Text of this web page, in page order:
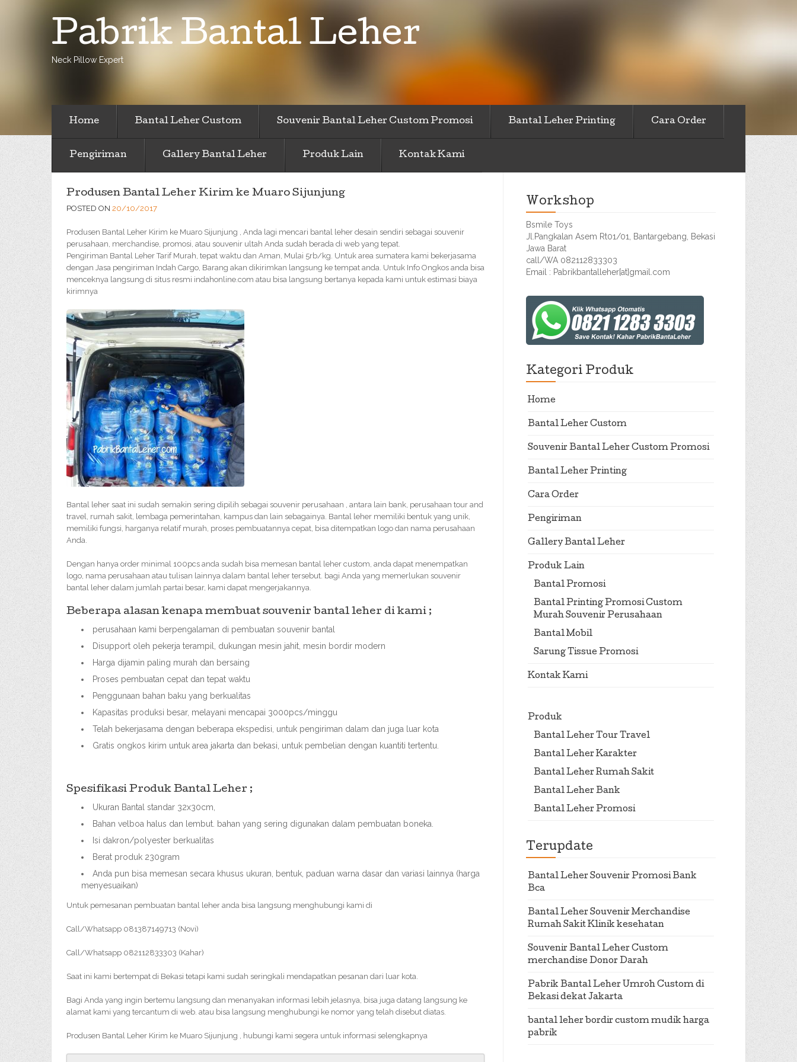
Pabrik Bantal Leher
Neck Pillow Expert
Home Bantal Leher Custom Souvenir Bantal Leher Custom Promosi Bantal Leher Printing Cara Order
Pengiriman Gallery Bantal Leher Produk Lain Kontak Kami
Produsen Bantal Leher Kirim ke Muaro Sijunjung
POSTED ON 20/10/2017
Produsen Bantal Leher Kirim ke Muaro Sijunjung , Anda lagi mencari bantal leher desain sendiri sebagai souvenir
perusahaan, merchandise, promosi, atau souvenir ultah Anda sudah berada di web yang tepat.
Pengiriman Bantal Leher Tarif Murah, tepat waktu dan Aman, Mulai 5rb/kg. Untuk area sumatera kami bekerjasama
dengan Jasa pengiriman Indah Cargo, Barang akan dikirimkan langsung ke tempat anda. Untuk Info Ongkos anda bisa
menceknya langsung di situs resmi indahonline.com atau bisa langsung bertanya kepada kami untuk estimasi biaya
kirimnya
Bantal leher saat ini sudah semakin sering dipilih sebagai souvenir perusahaan , antara lain bank, perusahaan tour and
travel, rumah sakit, lembaga pemerintahan, kampus dan lain sebagainya. Bantal leher memiliki bentuk yang unik,
memiliki fungsi, harganya relatif murah, proses pembuatannya cepat, bisa ditempatkan logo dan nama perusahaan
Anda.
Dengan hanya order minimal 100pcs anda sudah bisa memesan bantal leher custom, anda dapat menempatkan
logo, nama perusahaan atau tulisan lainnya dalam bantal leher tersebut. bagi Anda yang memerlukan souvenir
bantal leher dalam jumlah partai besar, kami dapat mengerjakannya.
Beberapa alasan kenapa membuat souvenir bantal leher di kami ;
perusahaan kami berpengalaman di pembuatan souvenir bantal
Disupport oleh pekerja terampil, dukungan mesin jahit, mesin bordir modern
Harga dijamin paling murah dan bersaing
Proses pembuatan cepat dan tepat waktu
Penggunaan bahan baku yang berkualitas
Kapasitas produksi besar, melayani mencapai 3000pcs/minggu
Telah bekerjasama dengan beberapa ekspedisi, untuk pengiriman dalam dan juga luar kota
Gratis ongkos kirim untuk area jakarta dan bekasi, untuk pembelian dengan kuantiti tertentu.
Spesifikasi Produk Bantal Leher ;
Ukuran Bantal standar 32x30cm,
Bahan velboa halus dan lembut. bahan yang sering digunakan dalam pembuatan boneka.
Isi dakron/polyester berkualitas
Berat produk 230gram
Anda pun bisa memesan secara khusus ukuran, bentuk, paduan warna dasar dan variasi lainnya (harga
menyesuaikan)
Untuk pemesanan pembuatan bantal leher anda bisa langsung menghubungi kami di
Call/Whatsapp 081387149713 (Novi)
Call/Whatsapp 082112833303 (Kahar)
Saat ini kami bertempat di Bekasi tetapi kami sudah seringkali mendapatkan pesanan dari luar kota.
Bagi Anda yang ingin bertemu langsung dan menanyakan informasi lebih jelasnya, bisa juga datang langsung ke
alamat kami yang tercantum di web. atau bisa langsung menghubungi ke nomor yang telah disebut diatas.
Produsen Bantal Leher Kirim ke Muaro Sijunjung , hubungi kami segera untuk informasi selengkapnya
Workshop
Bsmile Toys
Jl.Pangkalan Asem Rt01/01, Bantargebang, Bekasi
Jawa Barat
call/WA 082112833303
Email : Pabrikbantalleher[at]gmail.com
Kategori Produk
Home
Bantal Leher Custom
Souvenir Bantal Leher Custom Promosi
Bantal Leher Printing
Cara Order
Pengiriman
Gallery Bantal Leher
Produk Lain
Bantal Promosi
Bantal Printing Promosi Custom
Murah Souvenir Perusahaan
Bantal Mobil
Sarung Tissue Promosi
Kontak Kami
Produk
Bantal Leher Tour Travel
Bantal Leher Karakter
Bantal Leher Rumah Sakit
Bantal Leher Bank
Bantal Leher Promosi
Terupdate
Bantal Leher Souvenir Promosi Bank
Bca
Bantal Leher Souvenir Merchandise
Rumah Sakit Klinik kesehatan
Souvenir Bantal Leher Custom
merchandise Donor Darah
Pabrik Bantal Leher Umroh Custom di
Bekasi dekat Jakarta
bantal leher bordir custom mudik harga
pabrik